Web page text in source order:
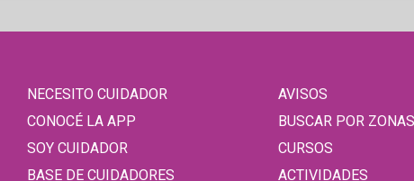
NECESITO CUIDADOR
CONOCÉ LA APP
SOY CUIDADOR
BASE DE CUIDADORES
AVISOS
BUSCAR POR ZONAS
CURSOS
ACTIVIDADES